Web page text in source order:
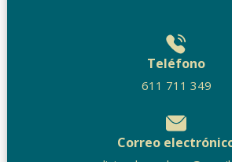
Teléfono
611 711 349
Correo